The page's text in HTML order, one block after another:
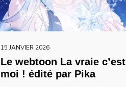
15 JANVIER 2026
Le webtoon La vraie c’est
moi ! édité par Pika